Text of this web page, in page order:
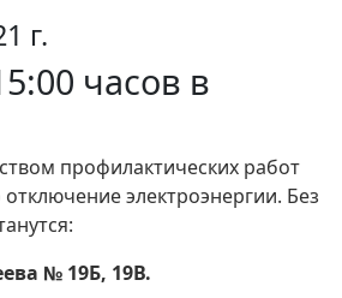
г.
часов в
профилактических работ
электроэнергии. Без
№ 19Б, 19В.